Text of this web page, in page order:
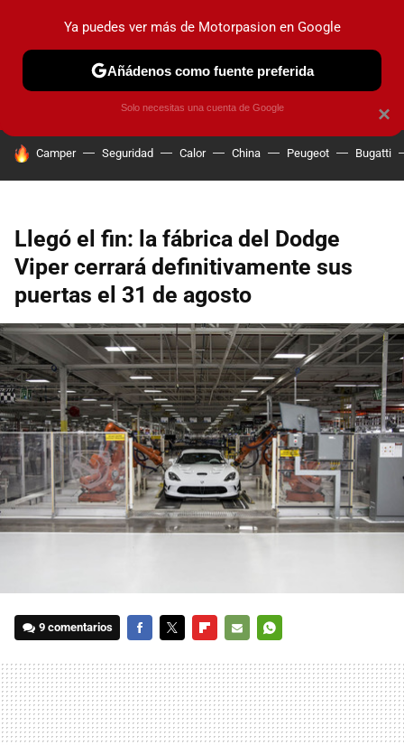
PRUEBAS COCHES ELÉCTRICOS OBSERVATORIO
HOY SE HABLA DE
Camper Seguridad Calor China Peugeot Bugatti
Llegó el fin: la fábrica del Dodge
Viper cerrará definitivamente sus
puertas el 31 de agosto
9 comentarios
MAIL
×
Ya puedes ver más de Motorpasion en Google
Añádenos como fuente preferida
Solo necesitas una cuenta de Google